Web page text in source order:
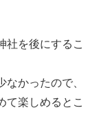
社を後にするこ
かったので、
て楽しめるとこ